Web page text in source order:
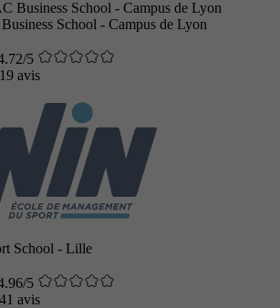
School - Campus de Lyon
5
avis
School - Lille
5
avis